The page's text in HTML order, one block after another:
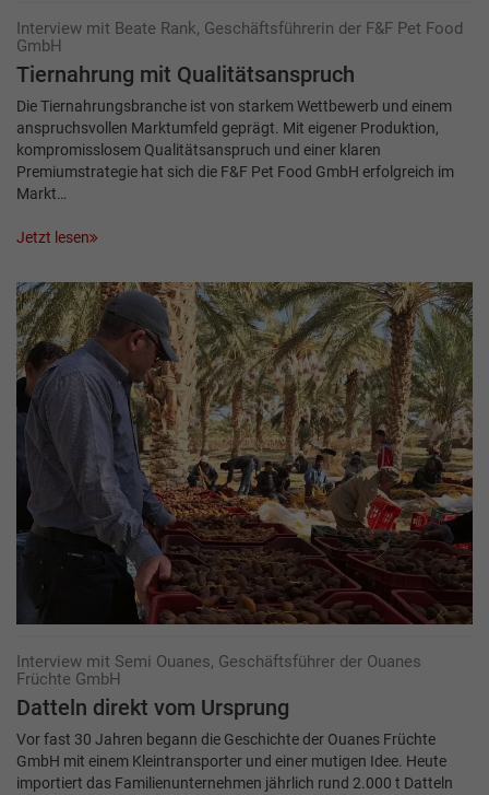
Interview mit Beate Rank, Geschäftsführerin der F&F Pet Food
GmbH
Tiernahrung mit Qualitätsanspruch
Die Tiernahrungsbranche ist von starkem Wettbewerb und einem
anspruchsvollen Markt­umfeld geprägt. Mit eigener Produktion,
kompromisslosem Qualitätsanspruch und einer klaren
Premiumstrategie hat sich die F&F Pet Food GmbH erfolgreich im
Markt…
Jetzt lesen
Interview mit Semi Ouanes, Geschäftsführer der Ouanes
Früchte GmbH
Datteln direkt vom Ursprung
Vor fast 30 Jahren begann die Geschichte der Ouanes Früchte
GmbH mit einem Kleintransporter und einer mutigen Idee. Heute
importiert das Familienunternehmen jährlich rund 2.000 t Datteln